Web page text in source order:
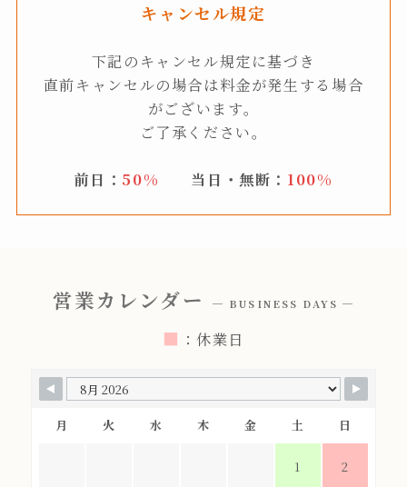
キャンセル規定
下記のキャンセル規定に基づき
直前キャンセルの場合は料金が発生する場合
がございます。
ご了承ください。
前日： 50% 当日・無断： 100%
営業カレンダー ─ BUSINESS DAYS ─
■ ：休業日
月 火 水 木 金 土 日
1 2